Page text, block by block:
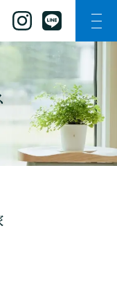
ナビ